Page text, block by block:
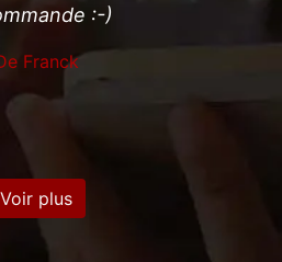
et brisé des tuiles sur toit
nous a rappelé dans la
dès le mardi
conseil, je recommande
Voir plus